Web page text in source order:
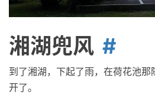
湘湖兜风
到了湘湖，下起了雨，在荷花池
开了。